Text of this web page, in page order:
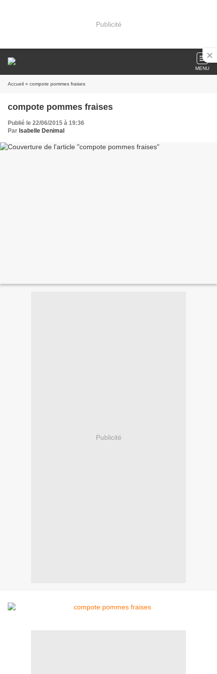
Publicité
MENU
Accueil » compote pommes fraises
compote pommes fraises
Publié le 22/06/2015 à 19:36
Par Isabelle Denimal
Publicité